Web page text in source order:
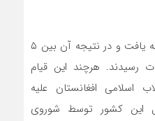
این قیام از ۲۴ تا ۲۹ اسفند ادامه یافت و در نتیجه آن بین ۵
شهادت رسیدند. هرچند این قیام
اسلامی افغانستان علیه
این کشور توسط شوروی